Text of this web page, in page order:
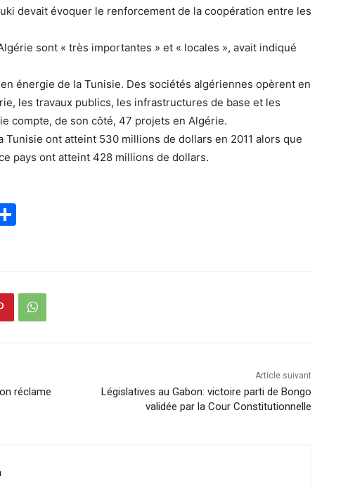
devait évoquer le renforcement de la coopération entre les
sont « très importantes » et « locales », avait indiqué
en énergie de la Tunisie. Des sociétés algériennes opèrent en
les travaux publics, les infrastructures de base et les
compte, de son côté, 47 projets en Algérie.
ont atteint 530 millions de dollars en 2011 alors que
pays ont atteint 428 millions de dollars.
er
réclame
Article suivant
Législatives au Gabon: victoire parti de Bongo
validée par la Cour Constitutionnelle